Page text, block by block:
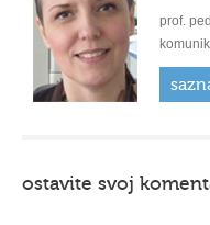
prof.
ostavite svoj